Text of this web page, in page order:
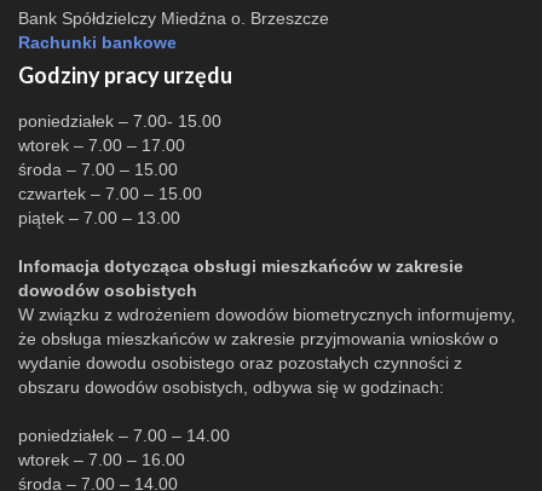
Bank Spółdzielczy Miedźna o. Brzeszcze
Rachunki bankowe
Godziny pracy urzędu
poniedziałek – 7.00- 15.00
wtorek – 7.00 – 17.00
środa – 7.00 – 15.00
czwartek – 7.00 – 15.00
piątek – 7.00 – 13.00
Infomacja dotycząca obsługi mieszkańców w zakresie
dowodów osobistych
W związku z wdrożeniem dowodów biometrycznych informujemy,
że obsługa mieszkańców w zakresie przyjmowania wniosków o
wydanie dowodu osobistego oraz pozostałych czynności z
obszaru dowodów osobistych, odbywa się w godzinach:
poniedziałek – 7.00 – 14.00
wtorek – 7.00 – 16.00
środa – 7.00 – 14.00